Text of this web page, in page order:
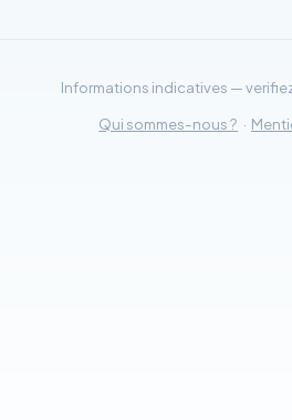
Informations indicatives —
Qui sommes-nous ? ·